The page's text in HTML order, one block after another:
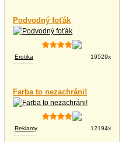
Podvodný foťák
Erotika 19529x
Farba to nezachráni!
Reklamy 12194x